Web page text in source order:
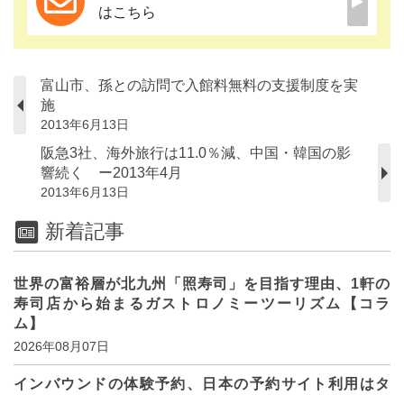
はこちら
富山市、孫との訪問で入館料無料の支援制度を実
施
2013年6月13日
阪急3社、海外旅行は11.0％減、中国・韓国の影
響続く ー2013年4月
2013年6月13日
新着記事
世界の富裕層が北九州「照寿司」を目指す理由、1軒の
寿司店から始まるガストロノミーツーリズム【コラ
ム】
2026年08月07日
インバウンドの体験予約、日本の予約サイト利用はタ